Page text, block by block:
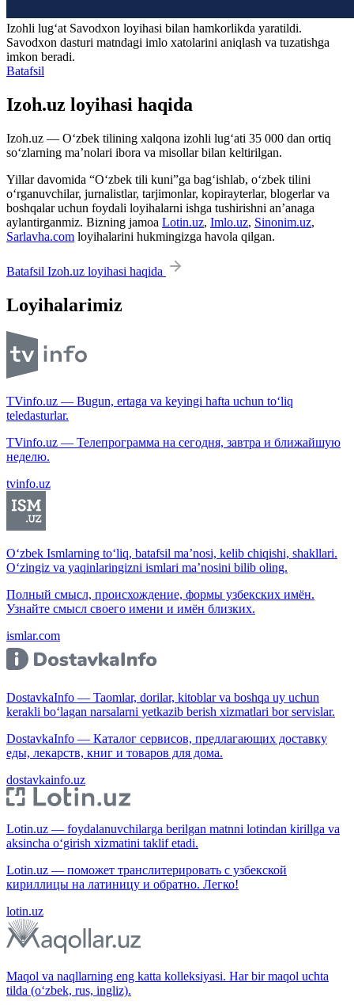
Izohli lugʻat Savodxon loyihasi bilan hamkorlikda yaratildi.
Savodxon dasturi matndagi imlo xatolarini aniqlash va tuzatishga
imkon beradi.
Batafsil
Izoh.uz loyihasi haqida
Izoh.uz — O‘zbek tilining xalqona izohli lug‘ati 35 000 dan ortiq
so‘zlarning ma’nolari ibora va misollar bilan keltirilgan.
Yillar davomida “O‘zbek tili kuni”ga bag‘ishlab, o‘zbek tilini
o‘rganuvchilar, jurnalistlar, tarjimonlar, kopirayterlar, blogerlar va
boshqalar uchun foydali loyihalarni ishga tushirishni an’anaga
aylantirganmiz. Bizning jamoa Lotin.uz, Imlo.uz, Sinonim.uz,
Sarlavha.com loyihalarini hukmingizga havola qilgan.
Batafsil Izoh.uz loyihasi haqida
Loyihalarimiz
TVinfo.uz — Bugun, ertaga va keyingi hafta uchun to‘liq
teledasturlar.
TVinfo.uz — Телепрограмма на сегодня, завтра и ближайшую
неделю.
tvinfo.uz
O‘zbek Ismlarning to‘liq, batafsil ma’nosi, kelib chiqishi, shakllari.
O‘zingiz va yaqinlaringizni ismlari ma’nosini bilib oling.
Полный смысл, происхождение, формы узбекских имён.
Узнайте смысл своего имени и имён близких.
ismlar.com
DostavkaInfo — Taomlar, dorilar, kitoblar va boshqa uy uchun
kerakli bo‘lagan narsalarni yetkazib berish xizmatlari bor servislar.
DostavkaInfo — Каталог сервисов, предлагающих доставку
еды, лекарств, книг и товаров для дома.
dostavkainfo.uz
Lotin.uz — foydalanuvchilarga berilgan matnni lotindan kirillga va
aksincha o‘girish xizmatini taklif etadi.
Lotin.uz — поможет транслитерировать с узбекской
кириллицы на латиницу и обратно. Легко!
lotin.uz
Maqol va naqllarning eng katta kolleksiyasi. Har bir maqol uchta
tilda (o‘zbek, rus, ingliz).